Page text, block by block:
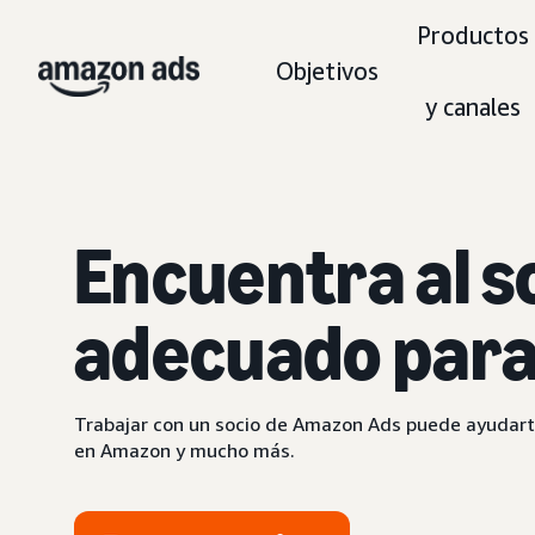
Objetivos
Productos
y canales
Encuentra al
adecuado
Trabajar con un socio de Amazon Ads puede
en Amazon y mucho más.